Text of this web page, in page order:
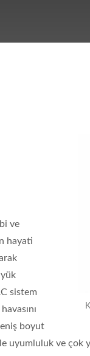
ve
hayati
sistem
boyut
uyumluluk ve çok